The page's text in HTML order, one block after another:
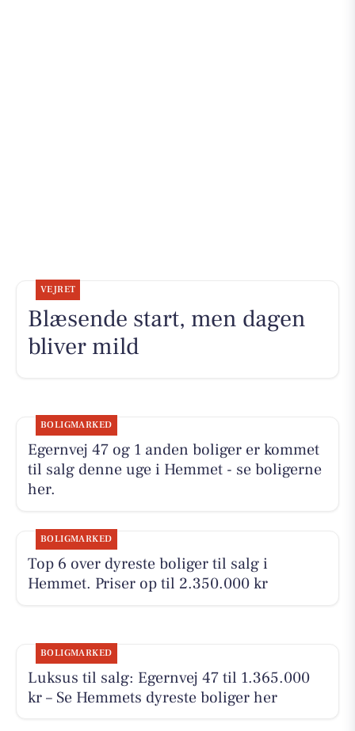
VEJRET
Blæsende start, men dagen
bliver mild
BOLIGMARKED
Egernvej 47 og 1 anden boliger er kommet
til salg denne uge i Hemmet - se boligerne
her.
BOLIGMARKED
Top 6 over dyreste boliger til salg i
Hemmet. Priser op til 2.350.000 kr
BOLIGMARKED
Luksus til salg: Egernvej 47 til 1.365.000
kr – Se Hemmets dyreste boliger her